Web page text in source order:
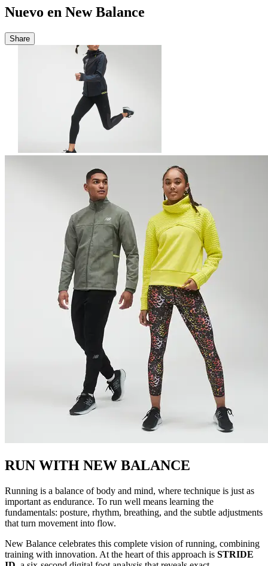
Nuevo en New Balance
Share
RUN WITH NEW BALANCE
Running is a balance of body and mind, where technique is just as
important as endurance. To run well means learning the
fundamentals: posture, rhythm, breathing, and the subtle adjustments
that turn movement into flow.
New Balance celebrates this complete vision of running, combining
training with innovation. At the heart of this approach is STRIDE